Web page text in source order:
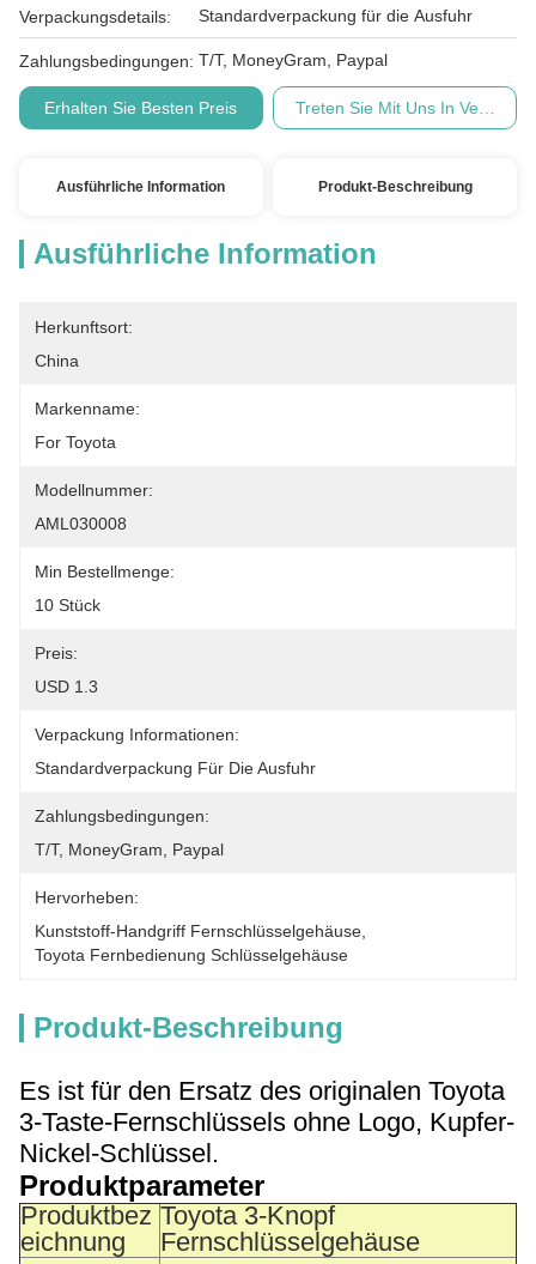
Verpackungsdetails: Standardverpackung für die Ausfuhr
Zahlungsbedingungen: T/T, MoneyGram, Paypal
Erhalten Sie Besten Preis Treten Sie Mit Uns In
Ausführliche Information Produkt-Beschreibung
Ausführliche Information
Herkunftsort:
China
Markenname:
For Toyota
Modellnummer:
AML030008
Min Bestellmenge:
10 Stück
Preis:
USD 1.3
Verpackung Informationen:
Standardverpackung Für Die Ausfuhr
Zahlungsbedingungen:
T/T, MoneyGram, Paypal
Hervorheben:
Kunststoff-Handgriff Fernschlüsselgehäuse
Toyota Fernbedienung Schlüsselgehäuse
Produkt-Beschreibung
Es ist für den Ersatz des originalen Toyota
3-Taste-Fernschlüssels ohne Logo, Kupfer-
Nickel-Schlüssel.
Produktparameter
Produktbez
eichnung
Toyota 3-Knopf
Fernschlüsselgehäuse